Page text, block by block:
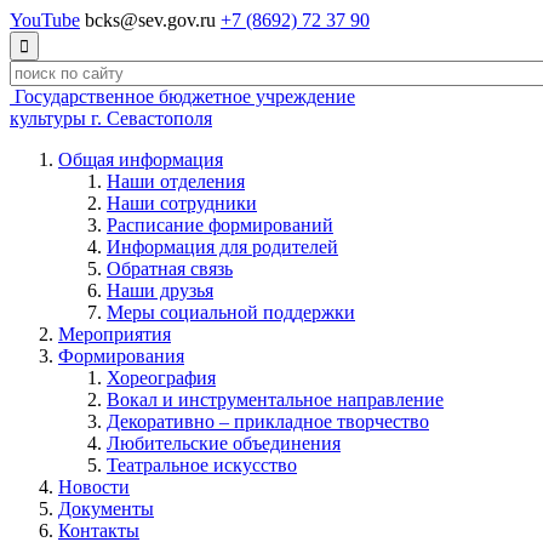
YouTube bcks@sev.gov.ru +7 (8692) 72 37 90

Государственное бюджетное учреждение
культуры г. Севастополя
Общая информация
Наши отделения
Наши сотрудники
Расписание формирований
Информация для родителей
Обратная связь
Наши друзья
Меры социальной поддержки
Мероприятия
Формирования
Хореография
Вокал и инструментальное направление
Декоративно – прикладное творчество
Любительские объединения
Театральное искусство
Новости
Документы
Контакты